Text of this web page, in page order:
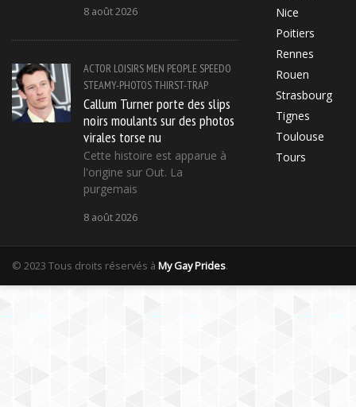
8 août 2026
ACTOR LOISIRS MEN PEOPLE SPEEDO
STEAMY-PHOTOSTHIRST-TRAP
Callum Turner porte des slips
noirs moulants sur des photos
virales torse nu
Cette histoire est apparue à
l'origine sur Out. La
purgemais
8 août 2026
Nice
Poitiers
Rennes
Rouen
Strasbourg
Tignes
Toulouse
Tours
© 2023 Tous droits réservés à My Gay Prides.